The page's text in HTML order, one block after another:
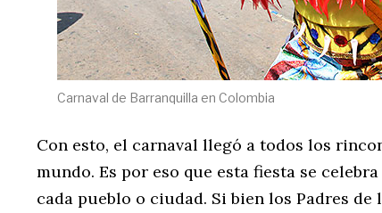
Carnaval de Barranquilla en Colombia
Con esto, el carnaval llegó a todos los
mundo. Es por eso que esta fiesta se
cada pueblo o ciudad. Si bien los Padres